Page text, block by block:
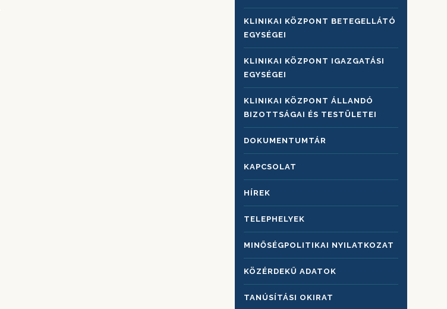
KLINIKAI KÖZPONT BETEGELLÁTÓ
EGYSÉGEI
KLINIKAI KÖZPONT IGAZGATÁSI
EGYSÉGEI
KLINIKAI KÖZPONT ÁLLANDÓ
BIZOTTSÁGAI ÉS TESTÜLETEI
DOKUMENTUMTÁR
KAPCSOLAT
HÍREK
TELEPHELYEK
MINŐSÉGPOLITIKAI NYILATKOZAT
KÖZÉRDEKŰ ADATOK
TANÚSÍTÁSI OKIRAT